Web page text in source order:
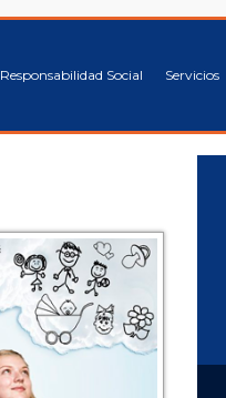
Responsabilidad Social Servicios